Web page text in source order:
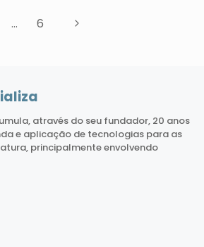
… 6
Página
através do seu fundador, 20 anos
e aplicação de tecnologias para as
principalmente envolvendo